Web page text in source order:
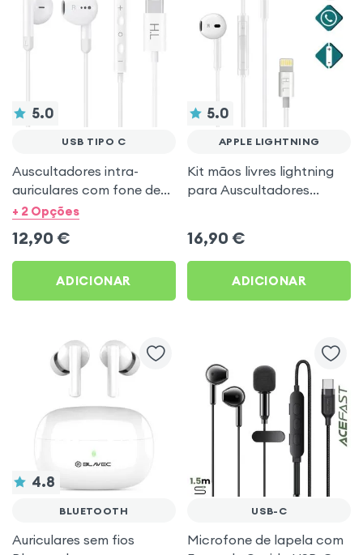
5.0
USB TIPO C
Auscultadores intra-
auriculares com fone de
ouvido USB tipo C -
+ 2 Opções
12,90 €
ADICIONAR
5.0
APPLE LIGHTNING
Kit mãos livres lightning
para Auscultadores
16,90 €
ADICIONAR
4.8
BLUETOOTH
Auriculares sem fios
USB-C
Microfone de lapela com